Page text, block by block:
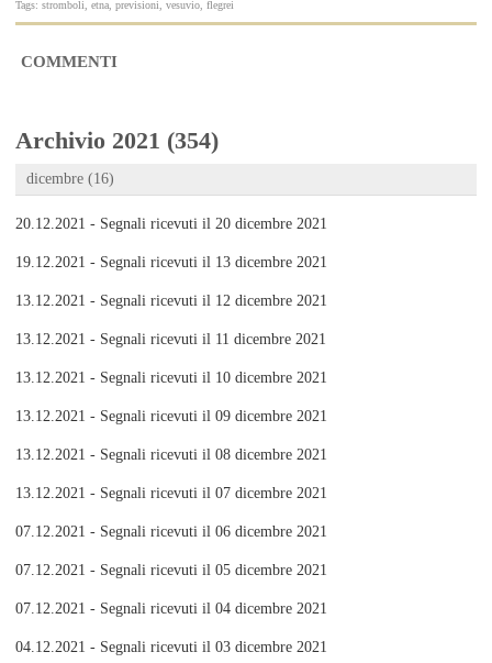
Tags: stromboli, etna, previsioni, vesuvio, flegrei
COMMENTI
Archivio 2021 (354)
dicembre (16)
20.12.2021 - Segnali ricevuti il 20 dicembre 2021
19.12.2021 - Segnali ricevuti il 13 dicembre 2021
13.12.2021 - Segnali ricevuti il 12 dicembre 2021
13.12.2021 - Segnali ricevuti il 11 dicembre 2021
13.12.2021 - Segnali ricevuti il 10 dicembre 2021
13.12.2021 - Segnali ricevuti il 09 dicembre 2021
13.12.2021 - Segnali ricevuti il 08 dicembre 2021
13.12.2021 - Segnali ricevuti il 07 dicembre 2021
07.12.2021 - Segnali ricevuti il 06 dicembre 2021
07.12.2021 - Segnali ricevuti il 05 dicembre 2021
07.12.2021 - Segnali ricevuti il 04 dicembre 2021
04.12.2021 - Segnali ricevuti il 03 dicembre 2021